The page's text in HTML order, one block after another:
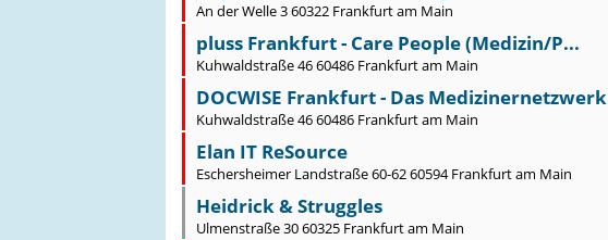
An der Welle 3 60322 Frankfurt am Main
pluss Frankfurt - Care People (Medizin/P...
Kuhwaldstraße 46 60486 Frankfurt am Main
DOCWISE Frankfurt - Das Medizinernetzwerk
Kuhwaldstraße 46 60486 Frankfurt am Main
Elan IT ReSource
Eschersheimer Landstraße 60-62 60594 Frankfurt am Main
Heidrick & Struggles
Ulmenstraße 30 60325 Frankfurt am Main